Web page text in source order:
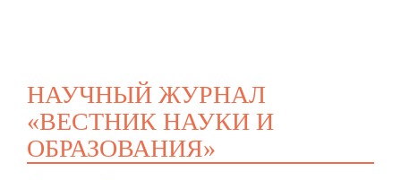
НАУЧНЫЙ ЖУРНАЛ
«ВЕСТНИК НАУКИ И
ОБРАЗОВАНИЯ»